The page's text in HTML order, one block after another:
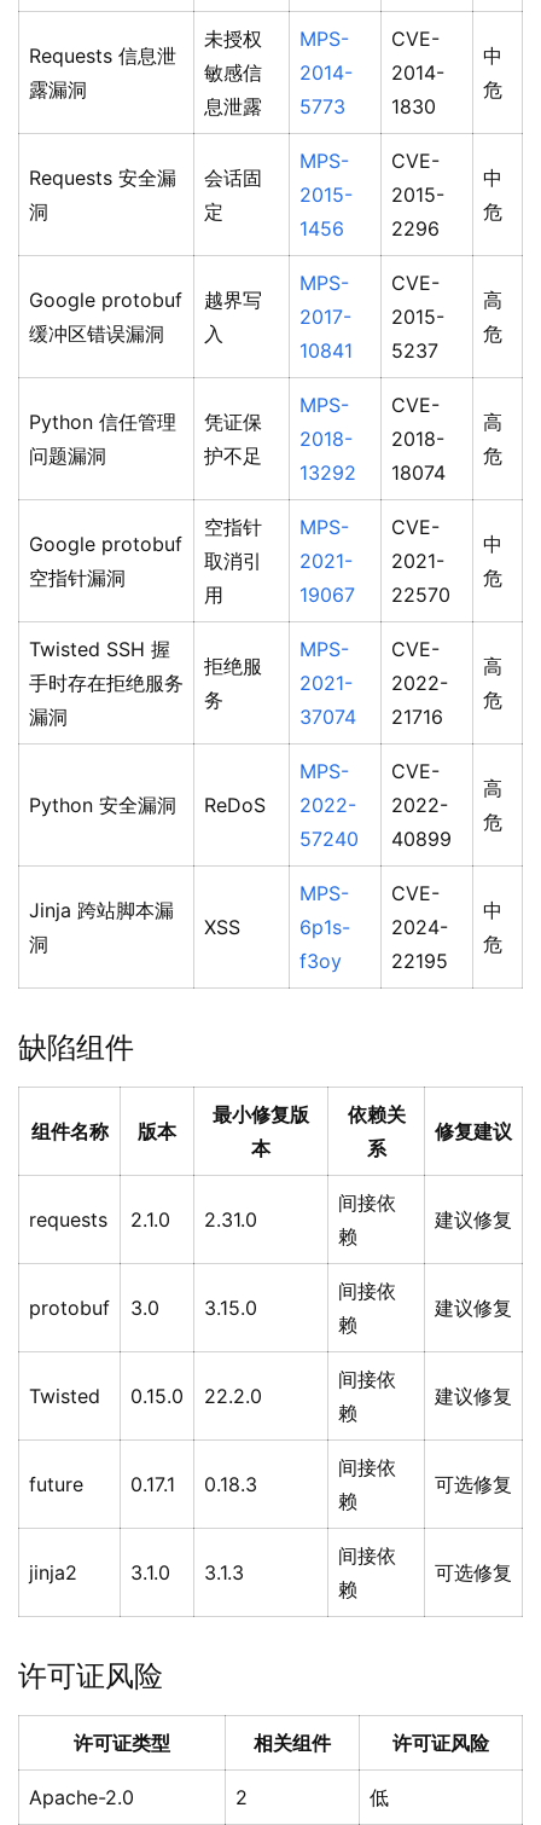
Requests 信息泄
露漏洞
未授权
敏感信
息泄露
MPS-
2014-
5773
CVE-
2014-
1830
中
危
Requests 安全漏
洞
会话固
定
MPS-
2015-
1456
CVE-
2015-
2296
中
危
Google protobuf
缓冲区错误漏洞
越界写
入
MPS-
2017-
10841
CVE-
2015-
5237
高
危
Python 信任管理
问题漏洞
凭证保
护不足
MPS-
2018-
13292
CVE-
2018-
18074
高
危
Google protobuf
空指针漏洞
空指针
取消引
用
MPS-
2021-
19067
CVE-
2021-
22570
中
危
Twisted SSH 握
手时存在拒绝服务
漏洞
拒绝服
务
MPS-
2021-
37074
CVE-
2022-
21716
高
危
Python 安全漏洞 ReDoS
MPS-
2022-
57240
CVE-
2022-
40899
高
危
Jinja 跨站脚本漏
洞
XSS
MPS-
6p1s-
f3oy
CVE-
2024-
22195
中
危
缺陷组件
组件名称 版本
最小修复版
本
依赖关
系
修复建议
requests 2.1.0 2.31.0
间接依
赖
建议修复
protobuf 3.0 3.15.0
间接依
赖
建议修复
Twisted 0.15.0 22.2.0
间接依
赖
建议修复
future 0.17.1 0.18.3
间接依
赖
可选修复
jinja2 3.1.0 3.1.3
间接依
赖
可选修复
许可证风险
许可证类型 相关组件 许可证风险
Apache-2.0 2 低